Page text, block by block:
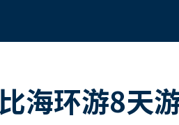
海环游8天